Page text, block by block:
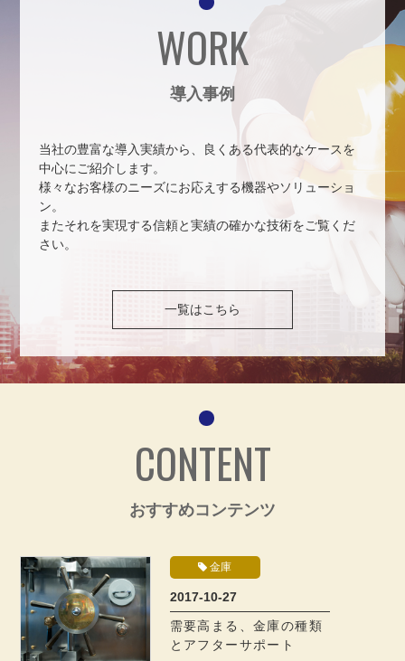
WORK
導入事例
当社の豊富な導入実績から、良くある代表的なケースを
中心にご紹介します。
様々なお客様のニーズにお応えする機器やソリューショ
ン。
またそれを実現する信頼と実績の確かな技術をご覧くだ
さい。
一覧はこちら
CONTENT
おすすめコンテンツ
金庫
2017-10-27
需要高まる、金庫の種類
とアフターサポート